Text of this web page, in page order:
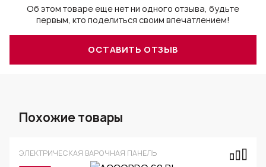
Об этом товаре еще нет ни одного отзыва, будьте
первым, кто поделиться своим впечатлением!
ОСТАВИТЬ ОТЗЫВ
Похожие товары
ЭЛЕКТРИЧЕСКАЯ ВАРОЧНАЯ ПАНЕЛЬ